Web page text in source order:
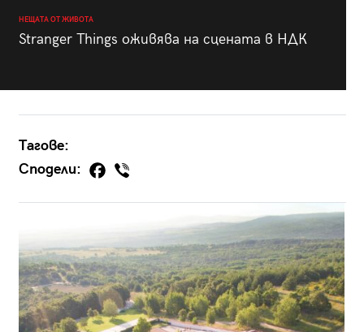
НЕЩАТА ОТ ЖИВОТА
Stranger Things оживява на сцената в НДК
Тагове:
Сподели: